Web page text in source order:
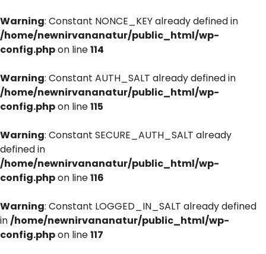
Warning: Constant NONCE_KEY already defined in
/home/newnirvananatur/public_html/wp-
config.phpon line114
Warning: Constant AUTH_SALT already defined in
/home/newnirvananatur/public_html/wp-
config.phpon line115
Warning: Constant SECURE_AUTH_SALT already
defined in
/home/newnirvananatur/public_html/wp-
config.phpon line116
Warning: Constant LOGGED_IN_SALT already defined
in/home/newnirvananatur/public_html/wp-
config.phpon line117